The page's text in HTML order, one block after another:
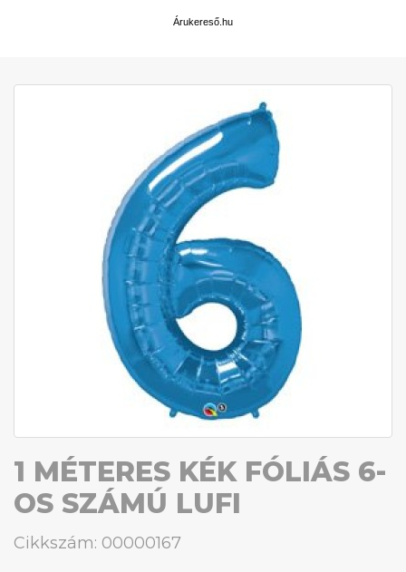
Árukereső.hu
1 MÉTERES KÉK FÓLIÁS 6-
OS SZÁMÚ LUFI
Cikkszám: 00000167